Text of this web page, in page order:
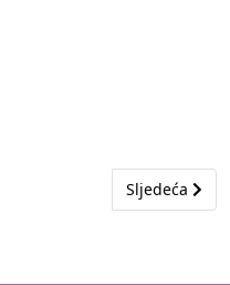
Sljedeći
Sljedeća